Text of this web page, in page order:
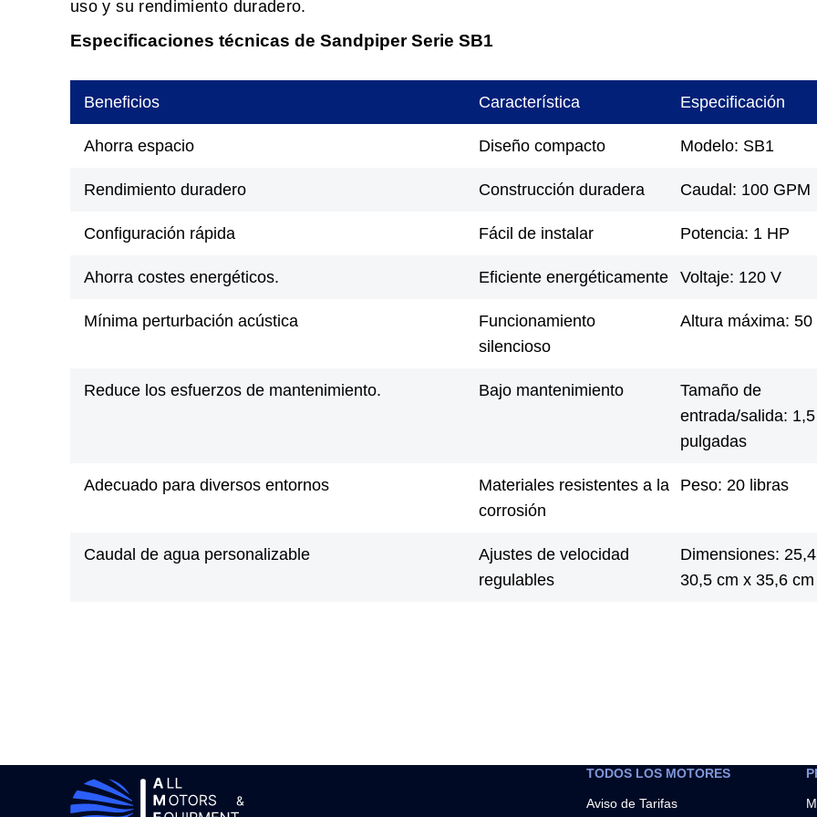
uso y su rendimiento duradero.
Especificaciones técnicas de Sandpiper Serie SB1
Beneficios Característica Especificación
Ahorra espacio Diseño compacto Modelo: SB1
Rendimiento duradero Construcción duradera Caudal: 100 GPM
Configuración rápida Fácil de instalar Potencia: 1 HP
Ahorra costes energéticos. Eficiente energéticamente Voltaje: 120 V
Mínima perturbación acústica
Funcionamiento
silencioso
Altura máxima: 50
Reduce los esfuerzos de mantenimiento. Bajo mantenimiento
Tamaño de
entrada/salida: 1,5
pulgadas
Adecuado para diversos entornos
Materiales resistentes a la
corrosión
Peso: 20 libras
Caudal de agua personalizable
Ajustes de velocidad
regulables
Dimensiones:
30,5 cm x 35,6 cm
TODOS LOS MOTORES
Aviso de Tarifas